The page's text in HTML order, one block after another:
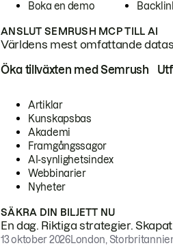
Boka en demo
ANSLUT SEMRUSH MCP TILL AI
Världens mest omfattande
Öka tillväxten med Semrush
Artiklar
Kunskapsbas
Akademi
Framgångssagor
AI-synlighetsindex
Webbinarier
Nyheter
SÄKRA DIN BILJETT NU
En dag. Riktiga strategier.
13 oktober 2026London,